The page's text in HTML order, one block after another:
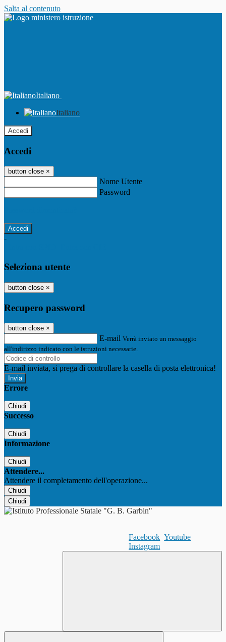
Salta al contenuto
Italiano
Italiano
Accedi
Accedi
button close ×
Nome Utente
Password
-
Seleziona utente
button close ×
Recupero password
button close ×
E-mail Verrà inviato un messaggio
all'indirizzo indicato con le istruzioni necessarie.
E-mail inviata, si prega di controllare la casella di posta elettronica!
Errore
Chiudi
Successo
Chiudi
Informazione
Chiudi
Attendere...
Attendere il completamento dell'operazione...
Chiudi
Chiudi
Facebook Youtube
Instagram